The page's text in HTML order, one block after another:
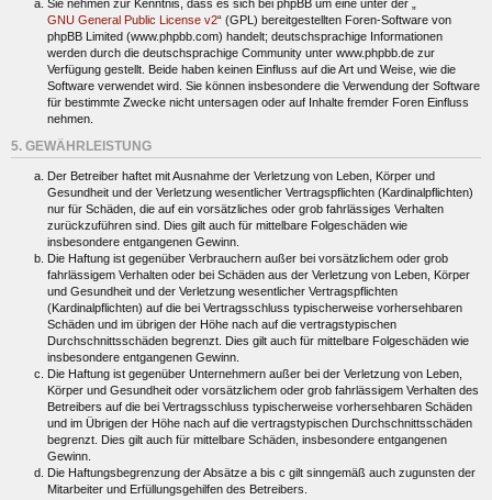
Sie nehmen zur Kenntnis, dass es sich bei phpBB um eine unter der „
GNU General Public License v2“ (GPL) bereitgestellten Foren-Software von
phpBB Limited (www.phpbb.com) handelt; deutschsprachige Informationen
werden durch die deutschsprachige Community unter www.phpbb.de zur
Verfügung gestellt. Beide haben keinen Einfluss auf die Art und Weise, wie die
Software verwendet wird. Sie können insbesondere die Verwendung der Software
für bestimmte Zwecke nicht untersagen oder auf Inhalte fremder Foren Einfluss
nehmen.
5. GEWÄHRLEISTUNG
Der Betreiber haftet mit Ausnahme der Verletzung von Leben, Körper und
Gesundheit und der Verletzung wesentlicher Vertragspflichten (Kardinalpflichten)
nur für Schäden, die auf ein vorsätzliches oder grob fahrlässiges Verhalten
zurückzuführen sind. Dies gilt auch für mittelbare Folgeschäden wie
insbesondere entgangenen Gewinn.
Die Haftung ist gegenüber Verbrauchern außer bei vorsätzlichem oder grob
fahrlässigem Verhalten oder bei Schäden aus der Verletzung von Leben, Körper
und Gesundheit und der Verletzung wesentlicher Vertragspflichten
(Kardinalpflichten) auf die bei Vertragsschluss typischerweise vorhersehbaren
Schäden und im übrigen der Höhe nach auf die vertragstypischen
Durchschnittsschäden begrenzt. Dies gilt auch für mittelbare Folgeschäden wie
insbesondere entgangenen Gewinn.
Die Haftung ist gegenüber Unternehmern außer bei der Verletzung von Leben,
Körper und Gesundheit oder vorsätzlichem oder grob fahrlässigem Verhalten des
Betreibers auf die bei Vertragsschluss typischerweise vorhersehbaren Schäden
und im Übrigen der Höhe nach auf die vertragstypischen Durchschnittsschäden
begrenzt. Dies gilt auch für mittelbare Schäden, insbesondere entgangenen
Gewinn.
Die Haftungsbegrenzung der Absätze a bis c gilt sinngemäß auch zugunsten der
Mitarbeiter und Erfüllungsgehilfen des Betreibers.